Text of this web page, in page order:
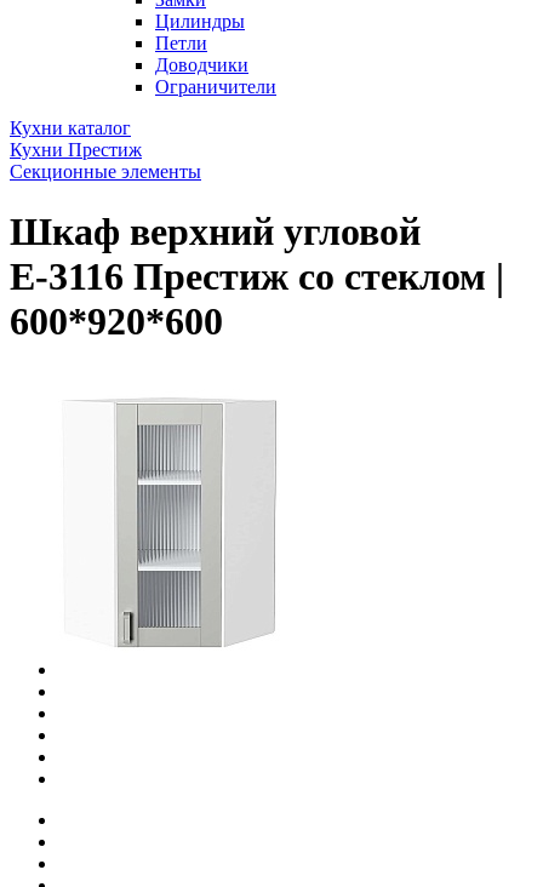
Цилиндры
Петли
Доводчики
Ограничители
Кухни каталог
Кухни Престиж
Секционные элементы
Шкаф верхний угловой
Е-3116 Престиж со стеклом |
600*920*600